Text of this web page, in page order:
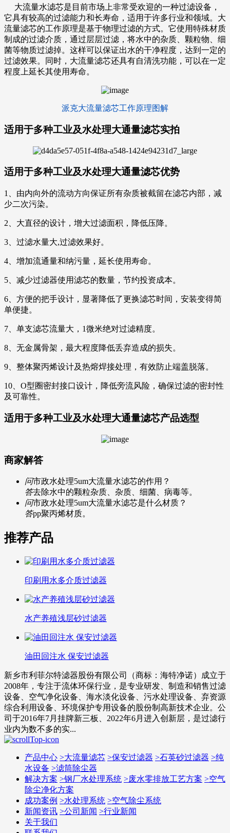
大流量水滤芯是目前市场上非常受欢迎的一种过滤设备，
它具有较高的过滤能力和长寿命，适用于许多行业和领域。大
流量滤芯的工作原理是基于物理过滤的方式。它使用特殊材质
制成的过滤介质，通过层层过滤，将水中的杂质、颗粒物、细
菌等物质过滤掉。这样可以保证出水的干净程度，达到一定的
过滤效果。同时，大流量滤芯还具有自清洗功能，可以在一定
程度上延长其使用寿命。
派克大流量滤芯工作原理图解
适用于多种工业及水处理大通量滤芯实拍
适用于多种工业及水处理大通量滤芯优势
1、由内向外的流动方向保证所有杂质被截留在滤芯内部，减
少二次污染。
2、大直径的设计，增大过滤面积，降低压降。
3、过滤水量大,过滤效果好。
4、增加流通量和纳污量，延长使用寿命。
5、减少过滤器使用滤芯的数量，节约投资成本。
6、方便的把手设计，显著降低了更换滤芯时间，安装变得简
单便捷。
7、单支滤芯流量大，1微米绝对过滤精度。
8、无金属骨架，最大程度降低丢弃造成的损失。
9、整体聚丙烯设计及热熔焊接处理，有效防止端盖脱落。
10、O型圈密封接口设计，降低旁流风险，确保过滤的密封性
及可靠性。
适用于多种工业及水处理大通量滤芯产品选型
商家解答
问市政水处理5um大流量水滤芯的作用？
答去除水中的颗粒杂质、杂质、细菌、病毒等。
问市政水处理5um大流量水滤芯是什么材质？
答pp聚丙烯材质。
推荐产品
印刷用水多介质过滤器
水产养殖浅层砂过滤器
油田回注水 保安过滤器
新乡市利菲尔特滤器股份有限公司（商标：海特净诺）成立于
2008年，专注于流体环保行业，是专业研发、制造和销售过滤
设备、空气净化设备、海水淡化设备、污水处理设备、弃资源
综合利用设备、环境保护专用设备的股份制高新技术企业。公
司于2016年7月挂牌新三板、2022年6月进入创新层，是过滤行
业内为数不多的实...
产品中心 >大流量滤芯 >保安过滤器 >石英砂过滤器 >纯
水设备 >滤筒除尘器
解决方案 >钢厂水处理系统 >废水零排放工艺方案 >空气
除尘净化方案
成功案例 >水处理系统 >空气除尘系统
新闻资讯 >公司新闻 >行业新闻
关于我们